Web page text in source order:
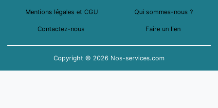
Mentions légales et CGU Qui sommes-nous ?
Contactez-nous Faire un lien
Copyright © 2026 Nos-services.com